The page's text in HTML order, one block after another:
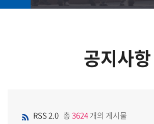
공지사항
RSS 2.0 총3624개의 게시물